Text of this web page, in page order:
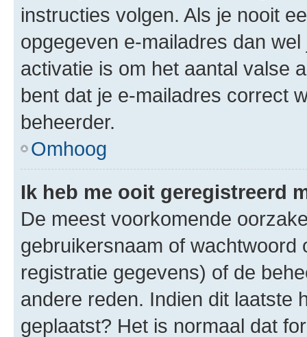
instructies volgen. Als je nooit
opgegeven e-mailadres dan
activatie is om het aantal valse
bent dat je e-mailadres correct
beheerder.
Omhoog
Ik heb me ooit geregistreerd
De meest voorkomende
gebruikersnaam of wachtwoord
registratie gegevens) of de
andere reden. Indien dit laatste
geplaatst? Het is normaal dat